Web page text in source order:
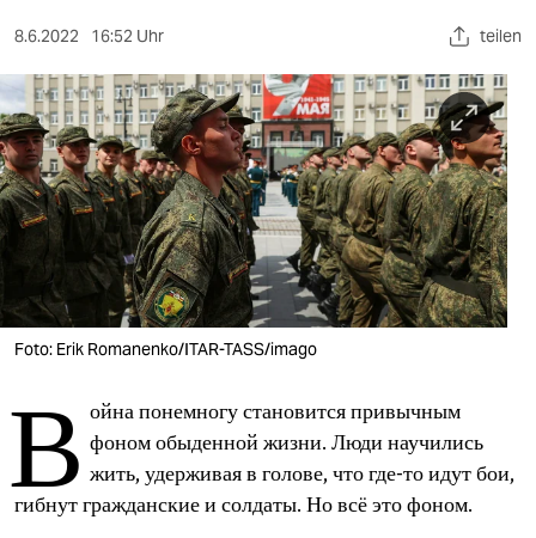
nord
wahrheit
verlag
verlag
veranstaltungen
shop
fragen & hilfe
unterstützen
abo
genossenschaft
epaper login
8.6.2022 16:52 Uhr teilen
Foto: Erik Romanenko/ITAR-TASS/imago
В ойна понемногу становится привычным
фоном обыденной жизни. Люди научились
жить, удерживая в голове, что где-то идут бои,
гибнут гражданские и солдаты. Но всё это фоном.